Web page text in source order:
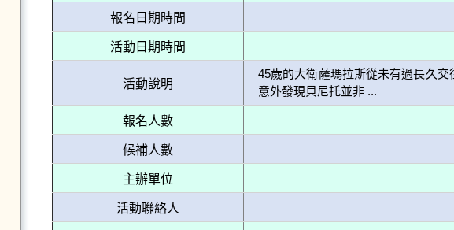
報名日期時間
活動日期時間
活動說明
45歲的大衛薩瑪拉斯從未有過長久
意外發現貝尼托並非 ...
報名人數
候補人數
主辦單位
活動聯絡人